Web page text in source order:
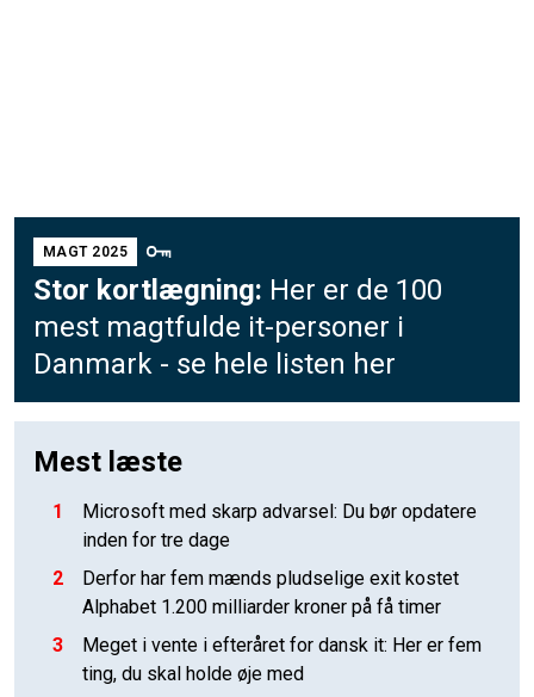
MAGT 2025
Stor kortlægning: Her er de 100
mest magtfulde it-personer i
Danmark - se hele listen her
Mest læste
1
Microsoft med skarp advarsel: Du bør opdatere
inden for tre dage
2
Derfor har fem mænds pludselige exit kostet
Alphabet 1.200 milliarder kroner på få timer
3
Meget i vente i efteråret for dansk it: Her er fem
ting, du skal holde øje med